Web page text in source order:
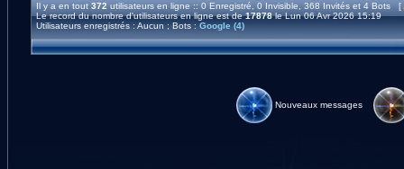
Il y a en tout 372 utilisateurs en ligne :: 0 Enregistré, 0 Invisible, 368 Invités et 4 Bots [
Le record du nombre d'utilisateurs en ligne est de17878le Lun 06 Avr 2026 15:19
Utilisateurs enregistrés : Aucun ; Bots : Google (4)
Nouveaux messages